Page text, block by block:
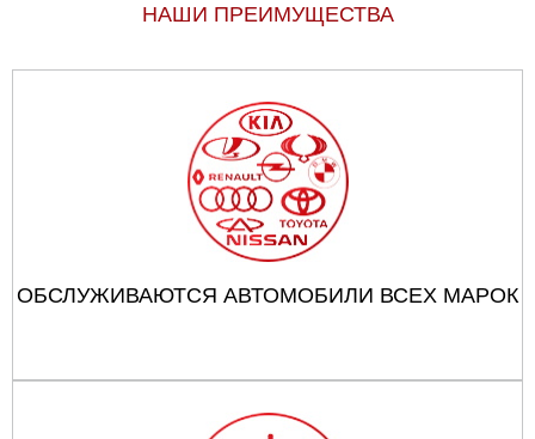
НАШИ ПРЕИМУЩЕСТВА
ОБСЛУЖИВАЮТСЯ АВТОМОБИЛИ ВСЕХ МАРОК